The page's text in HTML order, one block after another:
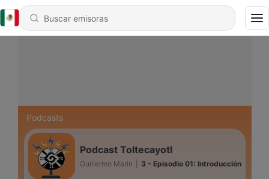
Podcasts
Podcast Toltecayotl
Guillermo Marin 3 - Episodio 01: Introducción